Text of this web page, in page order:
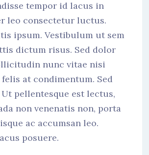
tempor id lacus in
leo consectetur luctus.
ipsum. Vestibulum ut sem
dictum risus. Sed dolor
nunc vitae nisi
at condimentum. Sed
pellentesque est lectus,
non venenatis non, porta
ac accumsan leo.
posuere.